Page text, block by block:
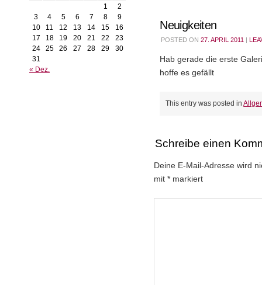
Neuigkeiten
POSTED ON 27. APRIL 2011 |
Hab gerade die erste
hoffe es gefällt
This entry was posted in
Schreibe einen
Deine E-Mail-Adresse wird
mit* markiert
1
2
3
4 5 6 7 8
9
10
11 12 13 14 15
16
17
18 19 20 21 22
23
24
25 26 27 28 29
30
31
« Dez.